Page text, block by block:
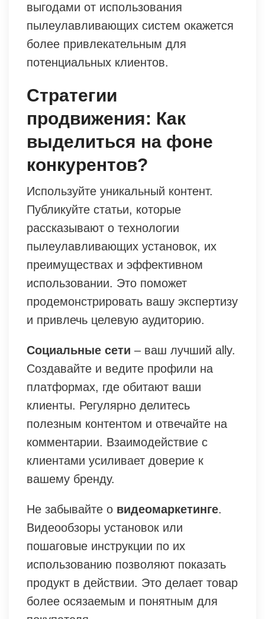
выгодами от использования
пылеулавливающих систем окажется
более привлекательным для
потенциальных клиентов.
Стратегии
продвижения: Как
выделиться на фоне
конкурентов?
Используйте уникальный контент.
Публикуйте статьи, которые
рассказывают о технологии
пылеулавливающих установок, их
преимуществах и эффективном
использовании. Это поможет
продемонстрировать вашу экспертизу
и привлечь целевую аудиторию.
Социальные сети – ваш лучший ally.
Создавайте и ведите профили на
платформах, где обитают ваши
клиенты. Регулярно делитесь
полезным контентом и отвечайте на
комментарии. Взаимодействие с
клиентами усиливает доверие к
вашему бренду.
Не забывайте о видеомаркетинге.
Видеообзоры установок или
пошаговые инструкции по их
использованию позволяют показать
продукт в действии. Это делает товар
более осязаемым и понятным для